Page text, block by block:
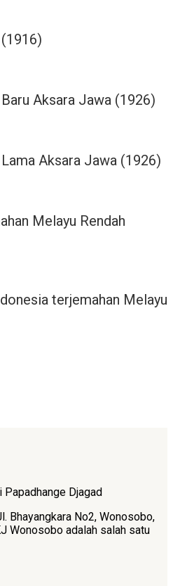
Aksara Jawa (1926)
Aksara Jawa (1926)
Melayu Rendah
terjemahan Melayu
Bhayangkara No2, Wonosobo,
Wonosobo adalah salah satu